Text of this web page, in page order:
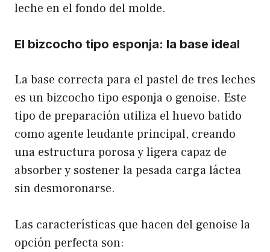
leche en el fondo del molde.
El bizcocho tipo esponja: la base ideal
La base correcta para el pastel de tres leches
es un bizcocho tipo esponja o genoise. Este
tipo de preparación utiliza el huevo batido
como agente leudante principal, creando
una estructura porosa y ligera capaz de
absorber y sostener la pesada carga láctea
sin desmoronarse.
Las características que hacen del genoise la
opción perfecta son: